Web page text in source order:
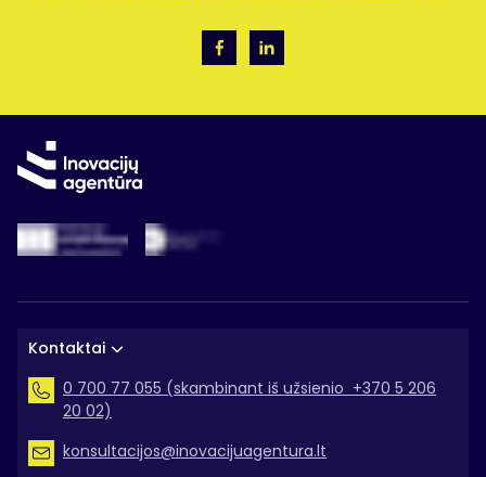
Kontaktai
0 700 77 055 (skambinant iš užsienio +370 5 206
20 02)
konsultacijos@inovacijuagentura.lt